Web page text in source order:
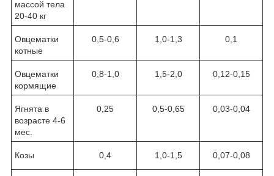
массой тела
20-40 кг
Овцематки
котные
0,5-0,6 1,0-1,3 0,1
Овцематки
кормящие
0,8-1,0 1,5-2,0 0,12-0,15
Ягнята в
возрасте 4-6
мес.
0,25 0,5-0,65 0,03-0,04
Козы 0,4 1,0-1,5 0,07-0,08